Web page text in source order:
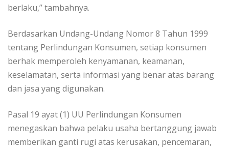
berlaku,” tambahnya.
Berdasarkan Undang-Undang Nomor 8 Tahun 1999
tentang Perlindungan Konsumen, setiap konsumen
berhak memperoleh kenyamanan, keamanan,
keselamatan, serta informasi yang benar atas barang
dan jasa yang digunakan.
Pasal 19 ayat (1) UU Perlindungan Konsumen
menegaskan bahwa pelaku usaha bertanggung jawab
memberikan ganti rugi atas kerusakan, pencemaran,